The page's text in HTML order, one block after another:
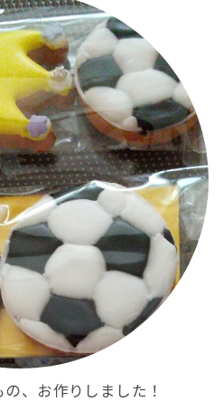
、お作りしました！